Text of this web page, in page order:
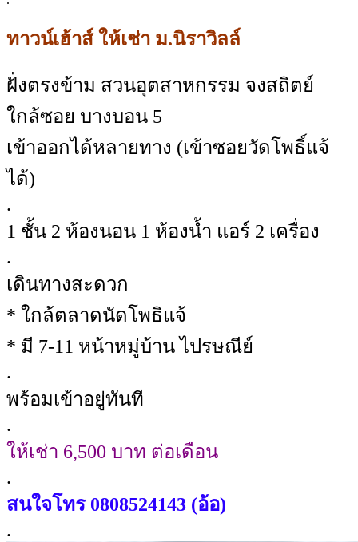
ทาวน์เฮ้าส์ ให้เช่า ม.นิราวิลล์
ฝั่งตรงข้าม สวนอุตสาหกรรม จงสถิตย์
ใกล้ซอย บางบอน 5
เข้าออกได้หลายทาง (เข้าซอยวัดโพธิ์แจ้
ได้)
.
1 ชั้น 2 ห้องนอน 1 ห้องน้ำ แอร์ 2 เครื่อง
.
เดินทางสะดวก
* ใกล้ตลาดนัดโพธิแจ้
* มี 7-11 หน้าหมู่บ้าน ไปรษณีย์
.
พร้อมเข้าอยู่ทันที
.
ให้เช่า 6,500 บาท ต่อเดือน
.
สนใจโทร 0808524143 (อ้อ)
.